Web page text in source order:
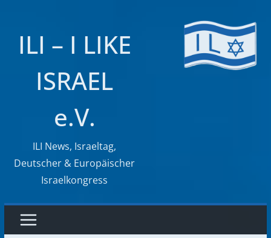
ILI – I LIKE
ISRAEL
e.V.
ILI News, Israeltag,
Deutscher & Europäischer
Israelkongress